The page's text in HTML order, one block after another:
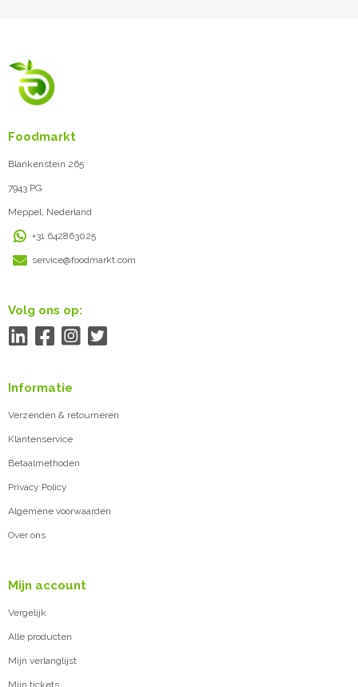
Foodmarkt
Blankenstein 265
7943 PG
Meppel, Nederland
+31 642863025
service@foodmarkt.com
Volg ons op:
Informatie
Verzenden & retourneren
Klantenservice
Betaalmethoden
Privacy Policy
Algemene voorwaarden
Over ons
Mijn account
Vergelijk
Alle producten
Mijn verlanglijst
Mijn tickets